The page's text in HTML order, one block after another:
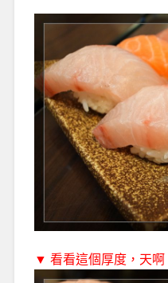
▼ 看看這個厚度，天啊